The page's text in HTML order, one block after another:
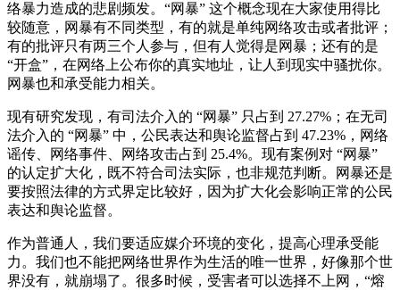
络暴力造成的悲剧频发。“网暴” 这个概念现在大家使用得比
较随意，网暴有不同类型，有的就是单纯网络攻击或者批评；
有的批评只有两三个人参与，但有人觉得是网暴；还有的是
“开盒”，在网络上公布你的真实地址，让人到现实中骚扰你。
网暴也和承受能力相关。
现有研究发现，有司法介入的 “网暴” 只占到 27.27%；在无司
法介入的 “网暴” 中，公民表达和舆论监督占到 47.23%，网络
谣传、网络事件、网络攻击占到 25.4%。现有案例对 “网暴”
的认定扩大化，既不符合司法实际，也非规范判断。网暴还是
要按照法律的方式界定比较好，因为扩大化会影响正常的公民
表达和舆论监督。
作为普通人，我们要适应媒介环境的变化，提高心理承受能
力。我们也不能把网络世界作为生活的唯一世界，好像那个世
界没有，就崩塌了。很多时候，受害者可以选择不上网，“熔